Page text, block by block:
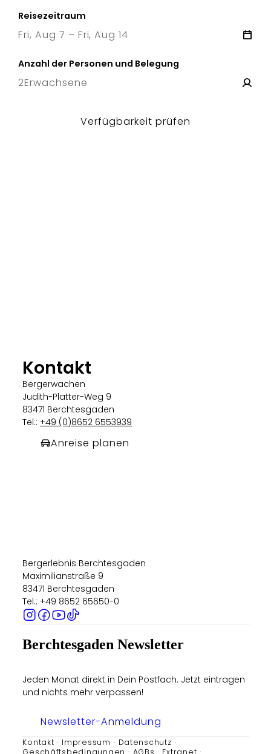
Reisezeitraum
Fri, Aug 7 – Fri, Aug 14
Anzahl der Personen und Belegung
2Erwachsene
Verfügbarkeit prüfen
Kontakt
Bergerwachen
Judith-Platter-Weg 9
83471 Berchtesgaden
Tel.:+49 (0)8652 6553939
Anreise planen
Bergerlebnis Berchtesgaden
Maximilianstraße 9
83471 Berchtesgaden
Tel.: +49 8652 65650-0
Berchtesgaden Newsletter
Jeden Monat direkt in Dein Postfach. Jetzt eintragen
und nichts mehr verpassen!
Newsletter-Anmeldung
Kontakt Impressum
Datenschutz